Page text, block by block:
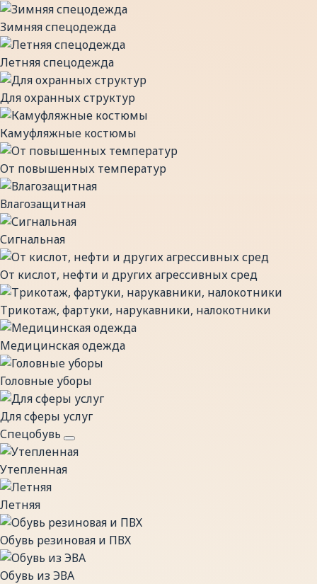
Зимняя спецодежда
Летняя спецодежда
Для охранных структур
Камуфляжные костюмы
От повышенных температур
Влагозащитная
Сигнальная
От кислот, нефти и других агрессивных сред
Трикотаж, фартуки, нарукавники, налокотники
Медицинская одежда
Головные уборы
Для сферы услуг
Спецобувь
Утепленная
Летняя
Обувь резиновая и ПВХ
Обувь из ЭВА